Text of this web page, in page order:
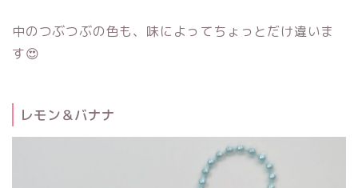
中のつぶつぶの色も、味によってちょっとだけ違いま
す😍
レモン＆バナナ